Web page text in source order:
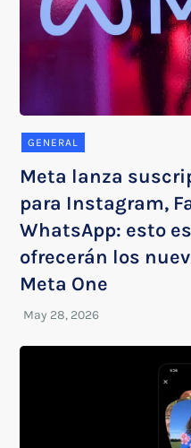
GENERAL
Meta lanza
para Instagram,
WhatsApp: esto
ofrecerán los
Meta One